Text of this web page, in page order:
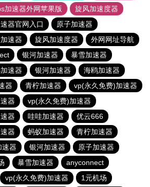
加速器外网苹果版
旋风加速度器
器官网入口
原子加速器
速器 旋风加速度器
外网网址导航
银河加速器
暴雪加速器
速器 银河加速器
海鸥加速器
器 青柠加速器
vp(永久免费)加速器
器
vp(永久免费)加速器
器 哇哇加速器
优云666
器 蚂蚁加速器
青柠加速器
速器 银河加速器
原子加速器
暴雪加速器
anyconnect
vp(永久免费)加速器 1元机场